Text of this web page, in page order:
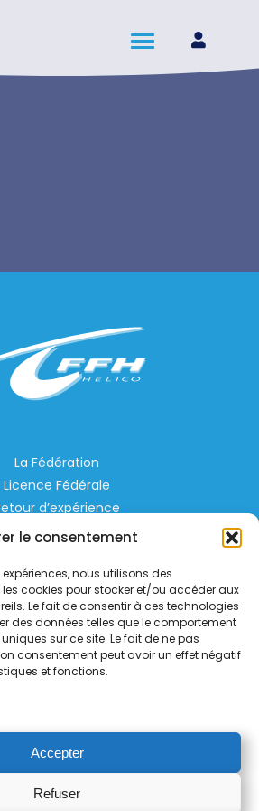
le consentement
nous utilisons des
cookies pour stocker et/ou accéder aux
Le fait de consentir à ces technologies
des données telles que le comportement
sur ce site. Le fait de ne pas
consentement peut avoir un effet négatif
et fonctions.
Accepter
Refuser
La Fédération
Licence Fédérale
d’expérience
Espace Privé
Liens Utiles
de Lognes Emerainville
77185 LOGNES